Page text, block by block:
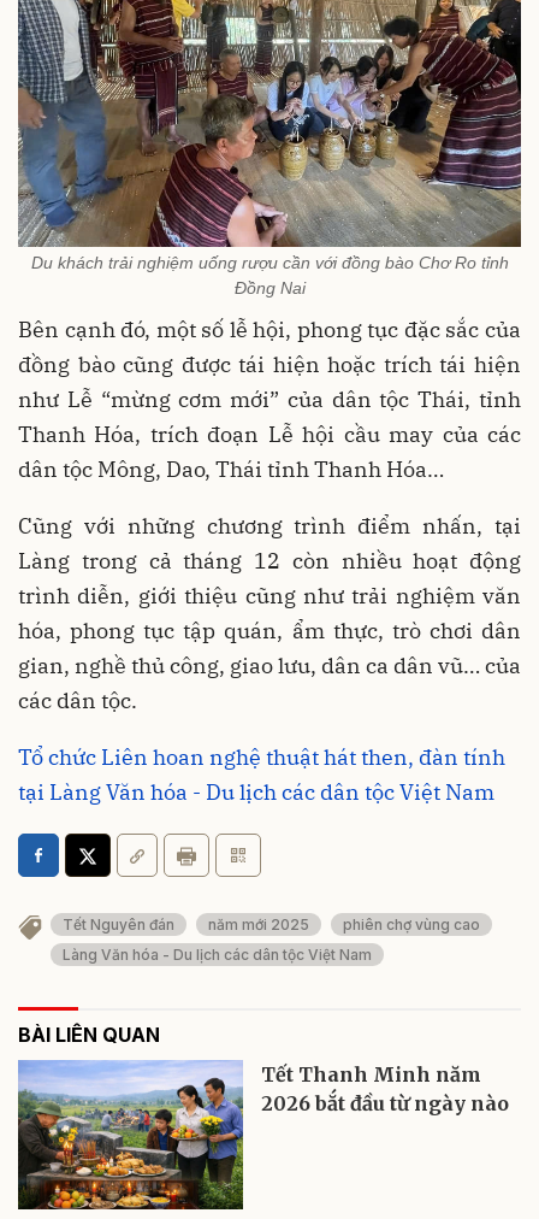
Du khách trải nghiệm uống rượu cần với đồng bào Chơ Ro tỉnh
Đồng Nai
Bên cạnh đó, một số lễ hội, phong tục đặc sắc của
đồng bào cũng được tái hiện hoặc trích tái hiện
như Lễ “mừng cơm mới” của dân tộc Thái, tỉnh
Thanh Hóa, trích đoạn Lễ hội cầu may của các
dân tộc Mông, Dao, Thái tỉnh Thanh Hóa…
Cũng với những chương trình điểm nhấn, tại
Làng trong cả tháng 12 còn nhiều hoạt động
trình diễn, giới thiệu cũng như trải nghiệm văn
hóa, phong tục tập quán, ẩm thực, trò chơi dân
gian, nghề thủ công, giao lưu, dân ca dân vũ… của
các dân tộc.
Tổ chức Liên hoan nghệ thuật hát then, đàn tính
tại Làng Văn hóa - Du lịch các dân tộc Việt Nam
Tết Nguyên đán năm mới 2025
phiên chợ vùng cao
Làng Văn hóa - Du lịch các dân tộc Việt Nam
BÀI LIÊN QUAN
Tết Thanh Minh năm
2026 bắt đầu từ ngày nào